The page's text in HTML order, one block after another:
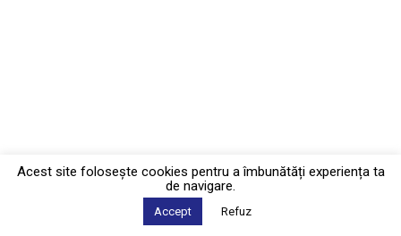
Acest site foloseşte cookies pentru a îmbunătăți experiența ta
de navigare.
Accept Refuz